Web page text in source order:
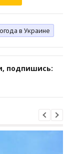
в Украине
подпишись: